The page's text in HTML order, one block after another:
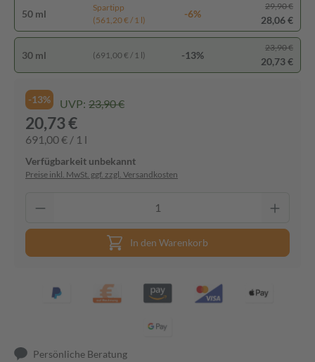
50 ml
Spartipp
(561,20 € / 1 l)
-6%
29,90 €
28,06 €
30 ml (691,00 € / 1 l) -13%
23,90 €
20,73 €
-13% UVP: 23,90 €
20,73 €
691,00 € / 1 l
Verfügbarkeit unbekannt
Preise inkl. MwSt. ggf. zzgl. Versandkosten
In den Warenkorb
Persönliche Beratung